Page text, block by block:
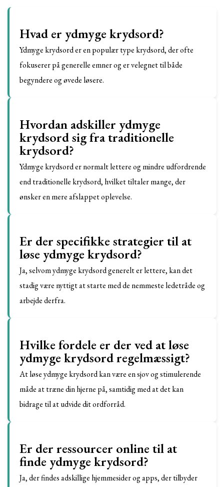
Hvad er ydmyge krydsord?
Ydmyge krydsord er en populær type krydsord, der ofte
fokuserer på generelle emner og er velegnet til både
begyndere og øvede løsere.
Hvordan adskiller ydmyge
krydsord sig fra traditionelle
krydsord?
Ydmyge krydsord er normalt lettere og mindre udfordrende
end traditionelle krydsord, hvilket tiltaler mange, der
ønsker en mere afslappet oplevelse.
Er der specifikke strategier til at
løse ydmyge krydsord?
Ja, selvom ydmyge krydsord generelt er lettere, kan det
stadig være nyttigt at starte med de nemmeste ledetråde og
arbejde derfra.
Hvilke fordele er der ved at løse
ydmyge krydsord regelmæssigt?
At løse ydmyge krydsord kan være en sjov og stimulerende
måde at træne din hjerne på, samtidig med at det kan
bidrage til at udvide dit ordforråd.
Er der ressourcer online til at
finde ydmyge krydsord?
Ja, der findes adskillige hjemmesider og apps, der tilbyder